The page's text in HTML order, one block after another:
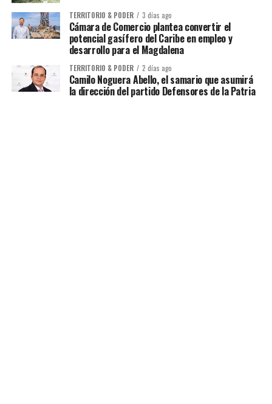
TERRITORIO & PODER 3 días ago
Cámara de Comercio plantea convertir el
potencial gasífero del Caribe en empleo y
desarrollo para el Magdalena
TERRITORIO & PODER 2 días ago
Camilo Noguera Abello, el samario que asumirá
la dirección del partido Defensores de la Patria